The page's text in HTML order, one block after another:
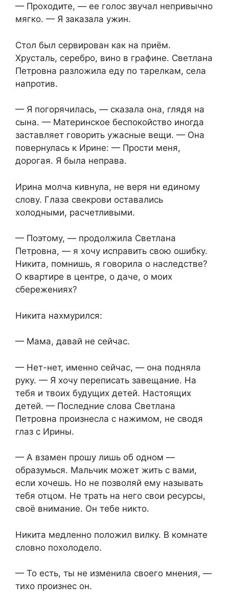
— Проходите, — ее голос звучал непривычно
мягко. — Я заказала ужин.
Стол был сервирован как на приём.
Хрусталь, серебро, вино в графине. Светлана
Петровна разложила еду по тарелкам, села
напротив.
— Я погорячилась, — сказала она, глядя на
сына. — Материнское беспокойство иногда
заставляет говорить ужасные вещи. — Она
повернулась к Ирине: — Прости меня,
дорогая. Я была неправа.
Ирина молча кивнула, не веря ни единому
слову. Глаза свекрови оставались
холодными, расчетливыми.
— Поэтому, — продолжила Светлана
Петровна, — я хочу исправить свою ошибку.
Никита, помнишь, я говорила о наследстве?
О квартире в центре, о даче, о моих
сбережениях?
Никита нахмурился:
— Мама, давай не сейчас.
— Нет-нет, именно сейчас, — она подняла
руку. — Я хочу переписать завещание. На
тебя и твоих будущих детей. Настоящих
детей. — Последние слова Светлана
Петровна произнесла с нажимом, не сводя
глаз с Ирины.
— А взамен прошу лишь об одном —
образумься. Мальчик может жить с вами,
если хочешь. Но не позволяй ему называть
тебя отцом. Не трать на него свои ресурсы,
своё внимание. Он тебе никто.
Никита медленно положил вилку. В комнате
словно похолодело.
— То есть, ты не изменила своего мнения, —
тихо произнес он.